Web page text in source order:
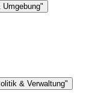
& Verwaltung"